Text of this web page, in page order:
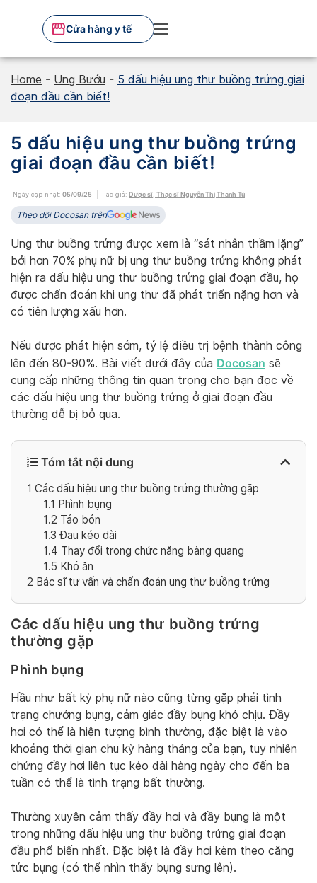
Cửa hàng y tế
Home - Ung Bướu - 5 dấu hiệu ung thư buồng trứng giai
đoạn đầu cần biết!
5 dấu hiệu ung thư buồng trứng
giai đoạn đầu cần biết!
Ngày cập nhật: 05/09/25 Tác giả: Dược sĩ, Thạc sĩ Nguyễn Thị Thanh Tú
Theo dõi Docosan trên
Ung thư buồng trứng được xem là “sát nhân thầm lặng”
bởi hơn 70% phụ nữ bị ung thư buồng trứng không phát
hiện ra dấu hiệu ung thư buồng trứng giai đoạn đầu, họ
được chẩn đoán khi ung thư đã phát triển nặng hơn và
có tiên lượng xấu hơn.
Nếu được phát hiện sớm, tỷ lệ điều trị bệnh thành công
lên đến 80-90%. Bài viết dưới đây của Docosan sẽ
cung cấp những thông tin quan trọng cho bạn đọc về
các dấu hiệu ung thư buồng trứng ở giai đoạn đầu
thường dễ bị bỏ qua.
Tóm tắt nội dung
1 Các dấu hiệu ung thư buồng trứng thường gặp
1.1 Phình bụng
1.2 Táo bón
1.3 Đau kéo dài
1.4 Thay đổi trong chức năng bàng quang
1.5 Khó ăn
2 Bác sĩ tư vấn và chẩn đoán ung thư buồng trứng
Các dấu hiệu ung thư buồng trứng
thường gặp
Phình bụng
Hầu như bất kỳ phụ nữ nào cũng từng gặp phải tình
trạng chướng bụng, cảm giác đầy bụng khó chịu. Đầy
hơi có thể là hiện tượng bình thường, đặc biệt là vào
khoảng thời gian chu kỳ hàng tháng của bạn, tuy nhiên
chứng đầy hơi liên tục kéo dài hàng ngày cho đến ba
tuần có thể là tình trạng bất thường.
Thường xuyên cảm thấy đầy hơi và đầy bụng là một
trong những dấu hiệu ung thư buồng trứng giai đoạn
đầu phổ biến nhất. Đặc biệt là đầy hơi kèm theo căng
tức bụng (có thể nhìn thấy bụng sưng lên).